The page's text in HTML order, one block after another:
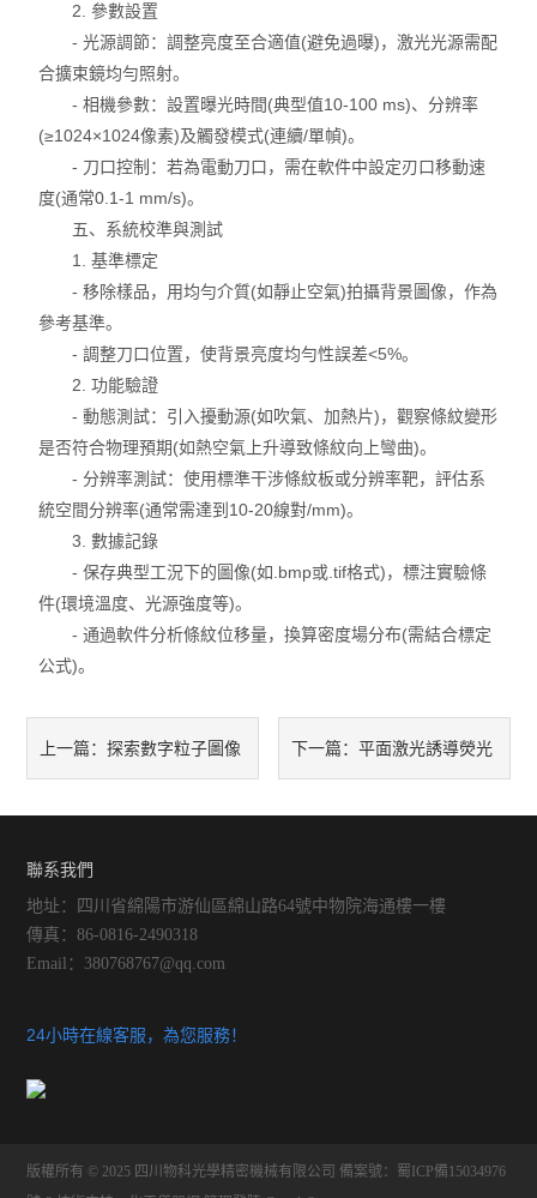
2. 參數設置
- 光源調節：調整亮度至合適值(避免過曝)，激光光源需配
合擴束鏡均勻照射。
- 相機參數：設置曝光時間(典型值10-100 ms)、分辨率
(≥1024×1024像素)及觸發模式(連續/單幀)。
- 刀口控制：若為電動刀口，需在軟件中設定刃口移動速
度(通常0.1-1 mm/s)。
五、系統校準與測試
1. 基準標定
- 移除樣品，用均勻介質(如靜止空氣)拍攝背景圖像，作為
參考基準。
- 調整刀口位置，使背景亮度均勻性誤差<5%。
2. 功能驗證
- 動態測試：引入擾動源(如吹氣、加熱片)，觀察條紋變形
是否符合物理預期(如熱空氣上升導致條紋向上彎曲)。
- 分辨率測試：使用標準干涉條紋板或分辨率靶，評估系
統空間分辨率(通常需達到10-20線對/mm)。
3. 數據記錄
- 保存典型工況下的圖像(如.bmp或.tif格式)，標注實驗條
件(環境溫度、光源強度等)。
- 通過軟件分析條紋位移量，換算密度場分布(需結合標定
公式)。
上一篇：探索數字粒子圖像
重要性
下一篇： 平面激光誘導熒光
聯系我們
地址：四川省綿陽市游仙區綿山路64號中物院海通樓一樓
傳真：86-0816-2490318
Email： 380768767@qq.com
24小時在線客服，為您服務！
版權所有 © 2025 四川物科光學精密機械有限公司備案號：蜀ICP備15034976